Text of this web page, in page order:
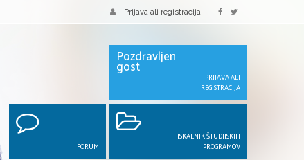
Prijava ali registracija
Pozdravljen
gost
PRIJAVA ALI
REGISTRACIJA
FORUM
ISKALNIK ŠTUDIJSKIH
PROGRAMOV